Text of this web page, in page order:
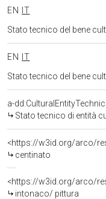
EN
IT
Stato tecnico del bene
EN
IT
Stato tecnico del bene
a-
Stato tecnico di entità
<https://w3id.org/arco/
centinato
<https://w3id.org/arco/
intonaco/ pittura